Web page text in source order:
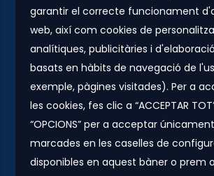
garantir el correcte funcionament
web, així com cookies de
analítiques, publicitàries i
basats en hàbits de navegació de
exemple, pàgines visitades). Per a
les cookies, fes clic a “ACCEPTAR
“OPCIONS” per a acceptar
marcades en les caselles de
disponibles en aquest bàner o prem a
Contacte
Plaza Urquinaona, 7. 5º 1ª.
08010 - Barcelona
info@rs-jobs.com
900 877 735 / 930 500
Segueix-nos